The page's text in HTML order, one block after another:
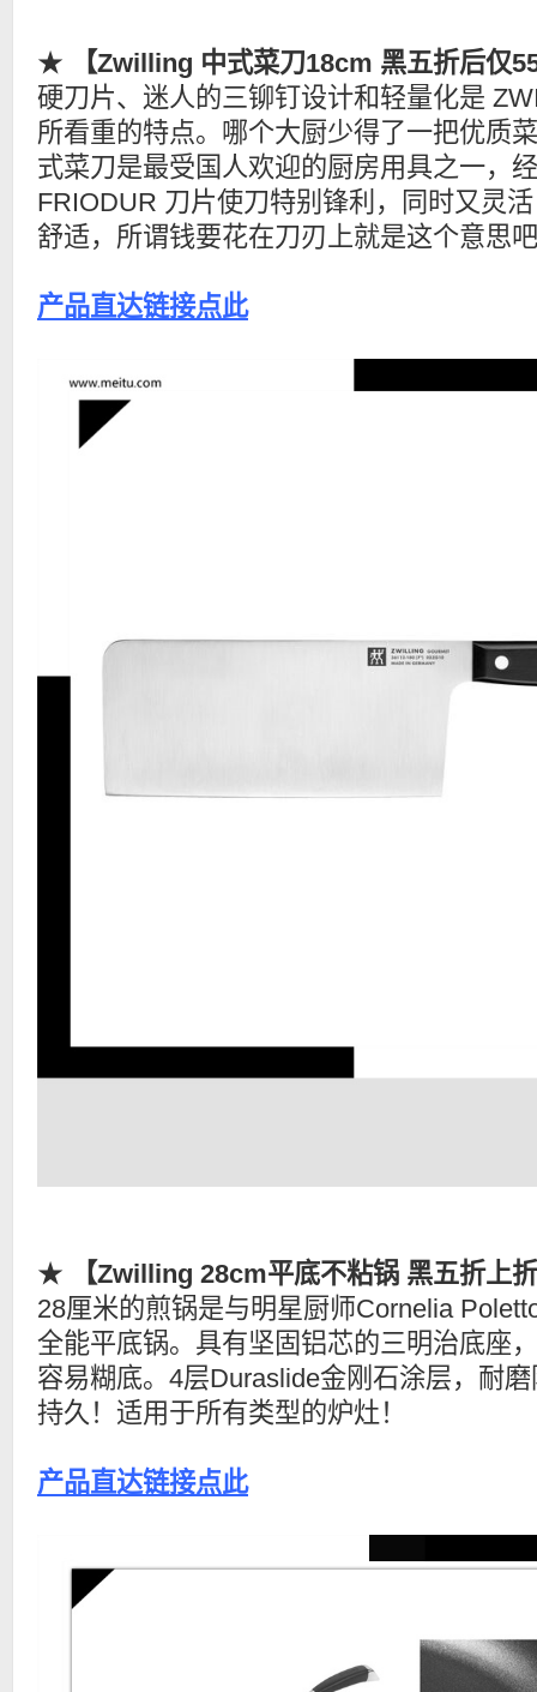
★
【Zwilling 中式菜刀18cm 黑五折后仅
硬刀片、迷人的三铆钉设计和轻量化是
所看重的特点。哪个大厨少得了一把优质
式菜刀是最受国人欢迎的厨房用具之一，
FRIODUR 刀片使刀特别锋利，同时又灵
舒适，所谓钱要花在刀刃上就是这个意思
产品直达链接点此
★
【Zwilling 28cm平底不粘锅 黑五折上
28厘米的煎锅是与明星厨师Cornelia
全能平底锅。具有坚固铝芯的三明治底座
容易糊底。4层Duraslide金刚石涂层，耐
持久！适用于所有类型的炉灶！
产品直达链接点此